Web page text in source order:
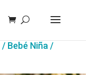
/ Bebé Niña /